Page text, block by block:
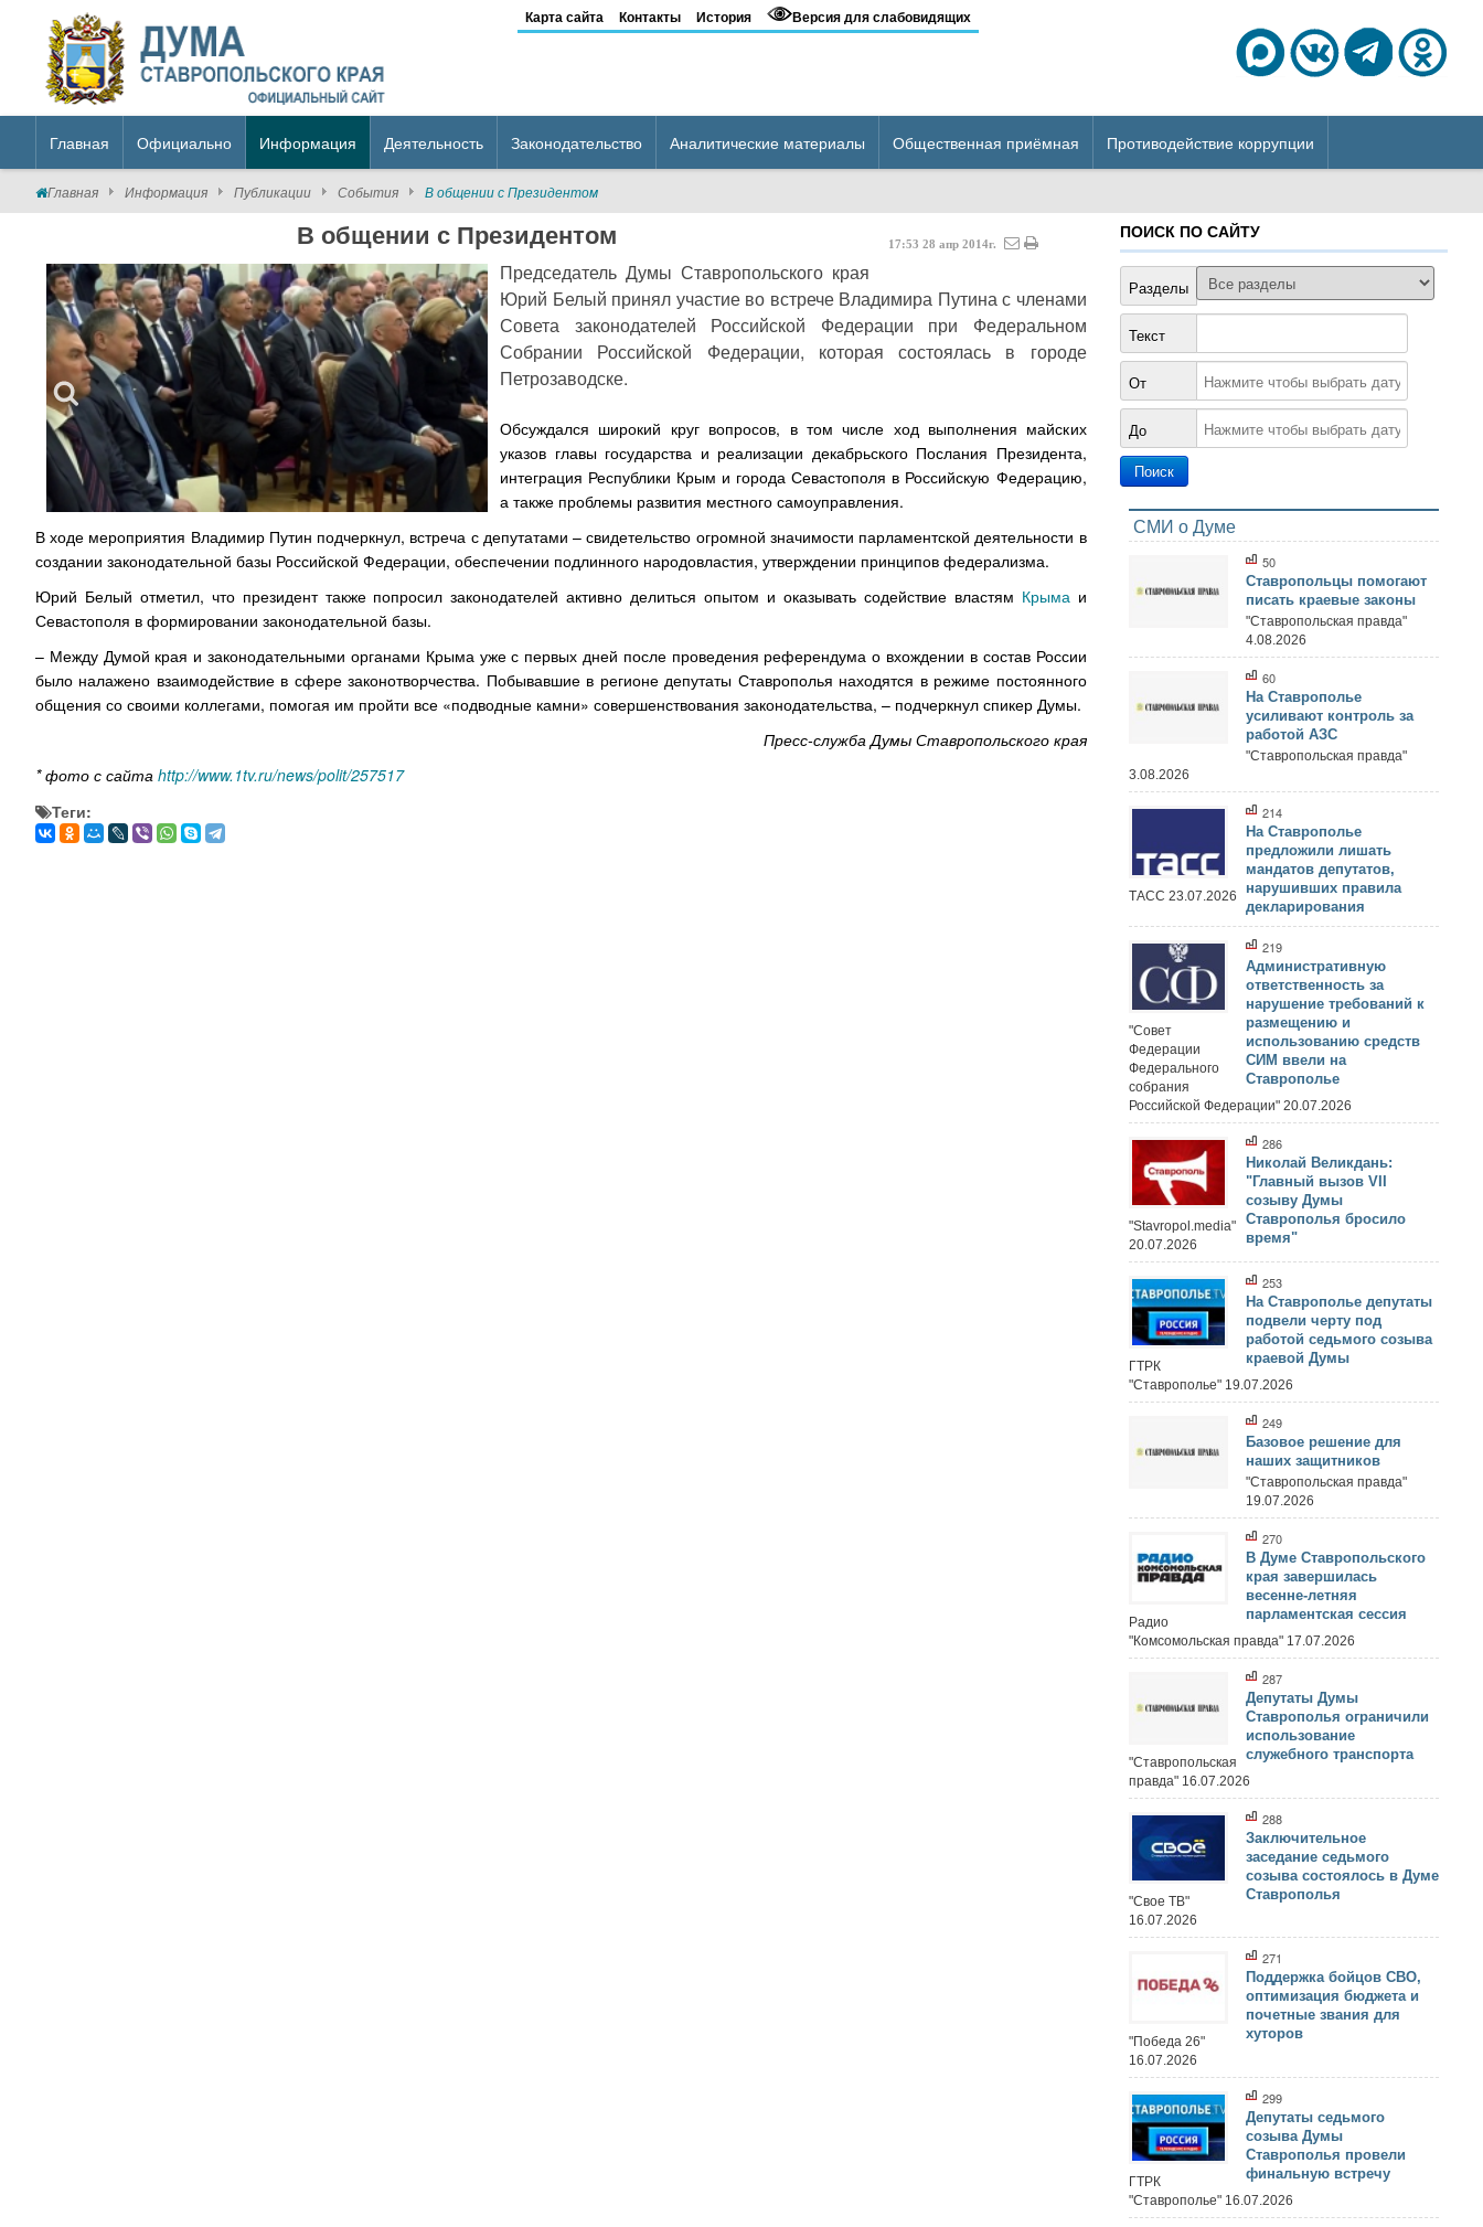
Карта сайта Контакты История Версия для слабовидящих
Главная Официально Информация Деятельность Законодательство Аналитические материалы Общественная приёмная Противодействие коррупции
Главная Информация Публикации События В общении с Президентом
В общении с Президентом 17:53 28 апр 2014г.
Председатель Думы Ставропольского края
Юрий Белый принял участие во встрече Владимира Путина с членами
Совета законодателей Российской Федерации при Федеральном
Собрании Российской Федерации, которая состоялась в городе
Петрозаводске.
Обсуждался широкий круг вопросов, в том числе ход выполнения майских
указов главы государства и реализации декабрьского Послания Президента,
интеграция Республики Крым и города Севастополя в Российскую Федерацию,
а также проблемы развития местного самоуправления.
В ходе мероприятия Владимир Путин подчеркнул, встреча с депутатами – свидетельство огромной значимости парламентской деятельности в
создании законодательной базы Российской Федерации, обеспечении подлинного народовластия, утверждении принципов федерализма.
Юрий Белый отметил, что президент также попросил законодателей активно делиться опытом и оказывать содействие властям Крымаи
Севастополя в формировании законодательной базы.
– Между Думой края и законодательными органами Крыма уже с первых дней после проведения референдума о вхождении в состав России
было налажено взаимодействие в сфере законотворчества. Побывавшие в регионе депутаты Ставрополья находятся в режиме постоянного
общения со своими коллегами, помогая им пройти все «подводные камни» совершенствования законодательства, – подчеркнул спикер Думы.
Пресс-служба Думы Ставропольского края
* фото с сайта http://www.1tv.ru/news/polit/257517
Теги:
ПОИСК ПО САЙТУ
Разделы
Текст
От
До
СМИ о Думе
50
Ставропольцы помогают
писать краевые законы
"Ставропольская правда"
4.08.2026
60
На Ставрополье
усиливают контроль за
работой АЗС
"Ставропольская правда"
3.08.2026
214
На Ставрополье
предложили лишать
мандатов депутатов,
нарушивших правила
декларирования
ТАСС 23.07.2026
219
Административную
ответственность за
нарушение требований к
размещению и
использованию средств
СИМ ввели на
Ставрополье
"Совет
Федерации
Федерального
собрания
Российской Федерации" 20.07.2026
286
Николай Великдань:
"Главный вызов VII
созыву Думы
Ставрополья бросило
время"
"Stavropol.media"
20.07.2026
253
На Ставрополье депутаты
подвели черту под
работой седьмого созыва
краевой Думы
ГТРК
"Ставрополье" 19.07.2026
249
Базовое решение для
наших защитников
"Ставропольская правда"
19.07.2026
270
В Думе Ставропольского
края завершилась
весенне-летняя
парламентская сессия
Радио
"Комсомольская правда" 17.07.2026
287
Депутаты Думы
Ставрополья ограничили
использование
служебного транспорта
"Ставропольская
правда" 16.07.2026
288
Заключительное
заседание седьмого
созыва состоялось в Думе
Ставрополья
"Свое ТВ"
16.07.2026
271
Поддержка бойцов СВО,
оптимизация бюджета и
почетные звания для
хуторов
"Победа 26"
16.07.2026
299
Депутаты седьмого
созыва Думы
Ставрополья провели
финальную встречу
ГТРК
"Ставрополье" 16.07.2026